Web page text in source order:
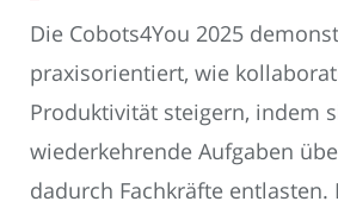
Die Cobots4You 2025
praxisorientiert, wie
Produktivität steigern, indem
wiederkehrende Aufgaben
dadurch Fachkräfte